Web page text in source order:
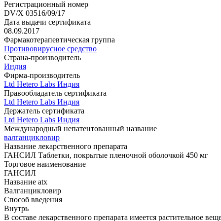
Регистрационный номер
DV/X 03516/09/17
Дата выдачи сертификата
08.09.2017
Фармакотерапевтическая группа
Противовирусное средство
Страна-производитель
Индия
Фирма-производитель
Ltd Hetero Labs Индия
Правообладатель сертификата
Ltd Hetero Labs Индия
Держатель сертификата
Ltd Hetero Labs Индия
Международный непатентованный название
валганцикловир
Название лекарственного препарата
ГАНСИЛ Таблетки, покрытые пленочной оболочкой 450 мг
Торговое наименование
ГАНСИЛ
Название atx
Валганцикловир
Способ введения
Внутрь
В составе лекарственного препарата имеется растительное